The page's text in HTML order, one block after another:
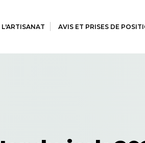
AVIS ET PRISES DE